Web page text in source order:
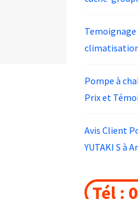
climatisation
Pompe à
Prix et
Avis Client
YUTAKI S à
Tél :